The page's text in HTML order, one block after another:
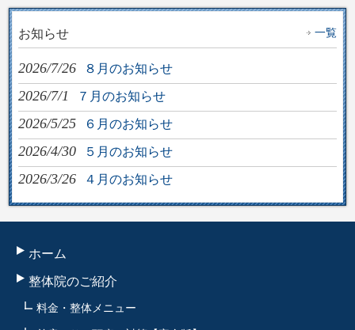
お知らせ 一覧
2026/7/26 ８月のお知らせ
2026/7/1 ７月のお知らせ
2026/5/25 ６月のお知らせ
2026/4/30 ５月のお知らせ
2026/3/26 ４月のお知らせ
ホーム
整体院のご紹介
料金・整体メニュー